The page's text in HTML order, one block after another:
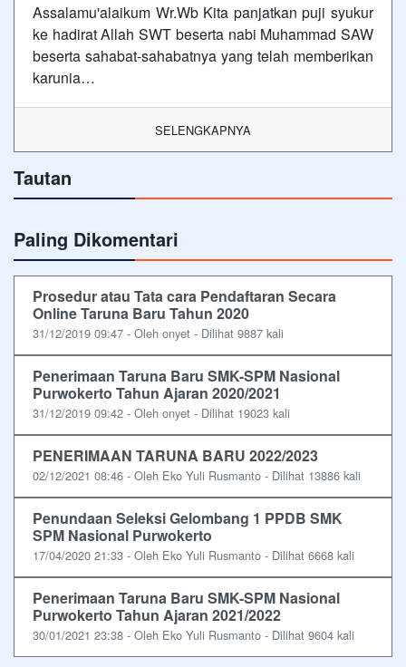
Assalamu'alaikum Wr.Wb Kita panjatkan puji syukur
ke hadirat Allah SWT beserta nabi Muhammad SAW
beserta sahabat-sahabatnya yang telah memberikan
karunia…
SELENGKAPNYA
Tautan
Paling Dikomentari
Prosedur atau Tata cara Pendaftaran Secara
Online Taruna Baru Tahun 2020
31/12/2019 09:47 - Oleh onyet - Dilihat 9887 kali
Penerimaan Taruna Baru SMK-SPM Nasional
Purwokerto Tahun Ajaran 2020/2021
31/12/2019 09:42 - Oleh onyet - Dilihat 19023 kali
PENERIMAAN TARUNA BARU 2022/2023
02/12/2021 08:46 - Oleh Eko Yuli Rusmanto - Dilihat 13886 kali
Penundaan Seleksi Gelombang 1 PPDB SMK
SPM Nasional Purwokerto
17/04/2020 21:33 - Oleh Eko Yuli Rusmanto - Dilihat 6668 kali
Penerimaan Taruna Baru SMK-SPM Nasional
Purwokerto Tahun Ajaran 2021/2022
30/01/2021 23:38 - Oleh Eko Yuli Rusmanto - Dilihat 9604 kali